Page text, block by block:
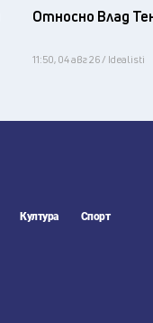
Относно Влад
11:50, 04 авг 26 / Idealisti
Култура
Спорт